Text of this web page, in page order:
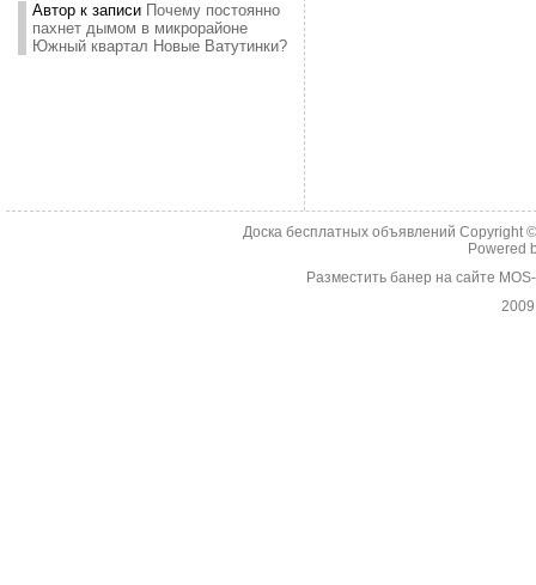
Авторк записи Почему постоянно
пахнет дымом в микрорайоне
Южный квартал Новые Ватутинки?
Доска бесплатных объявлений Copyright
Powered
Разместить банер на сайте